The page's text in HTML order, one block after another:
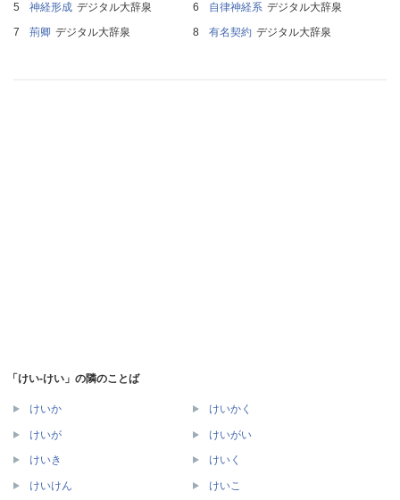
神経形成 デジタル大辞泉 自律神経系 デジタル大辞泉
荊卿 デジタル大辞泉 有名契約 デジタル大辞泉
「けい‐けい」の隣のことば
けいか けいかく
けいが けいがい
けいき けいく
けいけん けいこ